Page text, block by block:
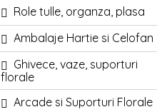
Role tulle, organza, plasa
Ambalaje Hartie si Celofan
Ghivece, vaze, suporturi
florale
Arcade si Suporturi Florale